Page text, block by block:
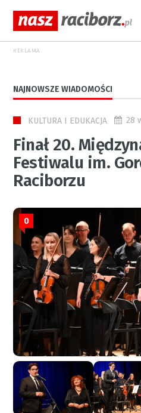
REKLAMA
NAJNOWSZE WIADOMOŚCI
KULTURA I EDUKACJA 28
Finał 20.
Festiwalu im.
Raciborzu
0